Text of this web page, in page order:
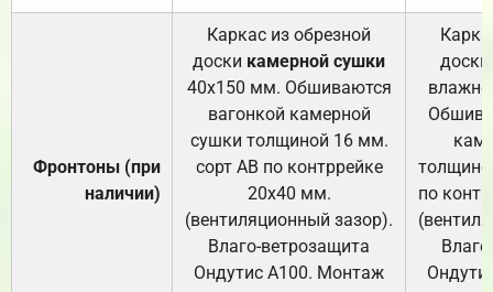
Фронтоны (при
наличии)
Каркас из обрезной
доски камерной сушки
40х150 мм. Обшиваются
вагонкой камерной
сушки толщиной 16 мм.
сорт АВ по контррейке
20х40 мм.
(вентиляционный зазор).
Влаго-ветрозащита
Ондутис А100. Монтаж
доски
по